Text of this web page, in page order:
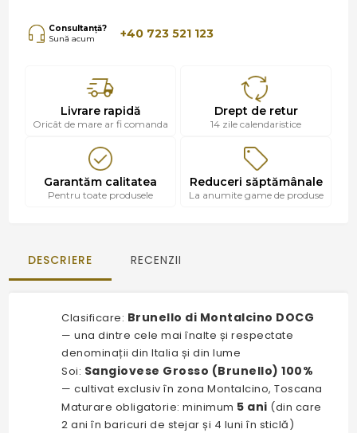
Consultanță?
Sună acum
+40 723 521 123
Livrare rapidă
Oricât de mare ar fi comanda
Drept de retur
14 zile calendaristice
Garantăm calitatea
Pentru toate produsele
Reduceri săptămânale
La anumite game de produse
DESCRIERE RECENZII
Clasificare: Brunello di Montalcino DOCG
— una dintre cele mai înalte și respectate
denominații din Italia și din lume
Soi: Sangiovese Grosso (Brunello) 100%
— cultivat exclusiv în zona Montalcino, Toscana
Maturare obligatorie: minimum 5 ani (din care
2 ani în baricuri de stejar și 4 luni în sticlă)